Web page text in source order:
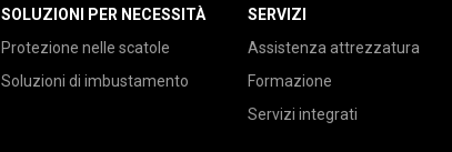
SOLUZIONI PER NECESSITÀ
Protezione nelle scatole
Soluzioni di imbustamento
SERVIZI
Assistenza attrezzatura
Formazione
Servizi integrati